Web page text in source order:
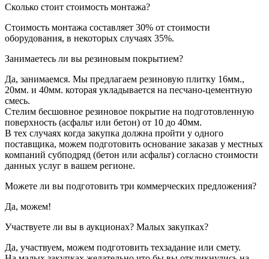
Сколько стоит стоимость монтажа?
Стоимость монтажа составляет 30% от стоимости
оборудования, в некоторых случаях 35%.
Занимаетесь ли вы резиновым покрытием?
Да, занимаемся. Мы предлагаем резиновую плитку 16мм.,
20мм. и 40мм. которая укладывается на песчано-цементную
смесь.
Стелим бесшовное резиновое покрытие на подготовленную
поверхность (асфальт или бетон) от 10 до 40мм.
В тех случаях когда закупка должна пройти у одного
поставщика, можем подготовить основание заказав у местных
компаний субподряд (бетон или асфальт) согласно стоимости
данных услуг в вашем регионе.
Можете ли вы подготовить три коммерческих предложения?
Да, можем!
Участвуете ли вы в аукционах? Малых закупках?
Да, участвуем, можем подготовить техзадание или смету.